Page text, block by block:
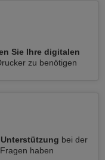
Sie Ihre digitalen
zu benötigen
bei der
haben